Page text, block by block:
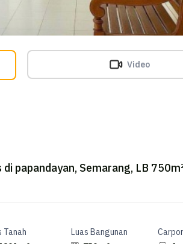
Video
papandayan, Semarang, LB
Tanah
Luas Bangunan